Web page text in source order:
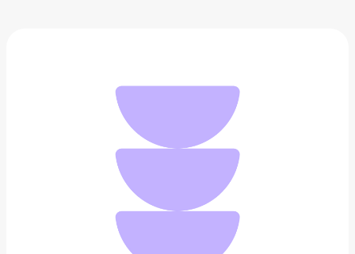
Converse x Comme des Garcons Play
15 290 ₽